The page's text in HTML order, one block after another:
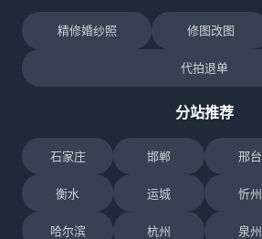
精修婚纱照 修图改图
代拍退单
分站推荐
石家庄 邯郸 邢台
衡水 运城 忻州
哈尔滨 杭州 泉州